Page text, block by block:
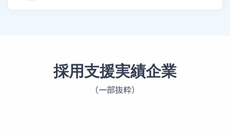
採用支援実績企業
（一部抜粋）